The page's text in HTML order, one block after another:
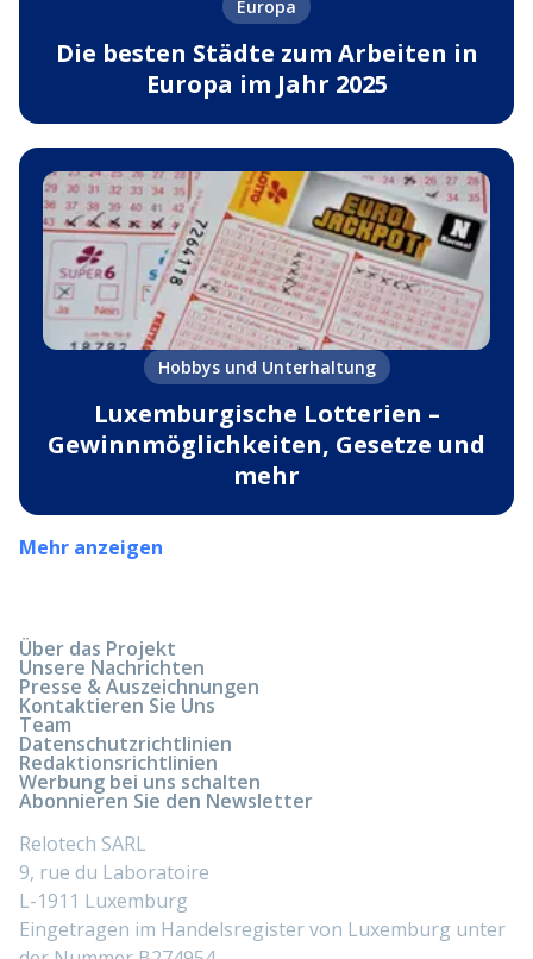
Europa
Die besten Städte zum Arbeiten in
Europa im Jahr 2025
Hobbys und Unterhaltung
Luxemburgische Lotterien –
Gewinnmöglichkeiten, Gesetze und
mehr
Mehr anzeigen
Über das Projekt
Unsere Nachrichten
Presse & Auszeichnungen
Kontaktieren Sie Uns
Team
Datenschutzrichtlinien
Redaktionsrichtlinien
Werbung bei uns schalten
Abonnieren Sie den Newsletter
Relotech SARL
9, rue du Laboratoire
L-1911 Luxemburg
Eingetragen im Handelsregister von Luxemburg unter